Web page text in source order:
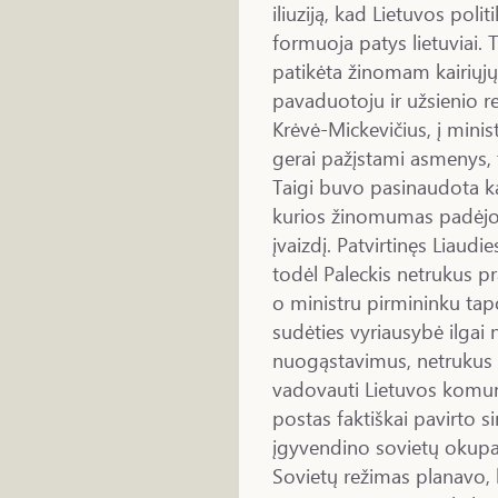
iliuziją, kad Lietuvos
formuoja patys lietuviai.
patikėta žinomam
pavaduotoju ir užsienio
Krėvė-Mickevičius, į
gerai pažįstami
Taigi buvo pasinaudota
kurios žinomumas
įvaizdį. Patvirtinęs
todėl Paleckis netrukus
o ministru pirmininku
sudėties vyriausybė ilgai
nuogąstavimus,
vadovauti Lietuvos
postas faktiškai pavirto
įgyvendino sovietų
Sovietų režimas